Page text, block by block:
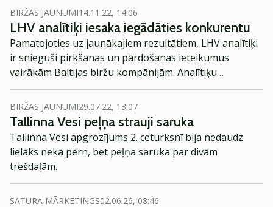
prognozes šim? Kur šobrīd ir un kur nav vērts ieguldīt?
Par to visu parunājām gadu mijas noskaņā.
BIRŽAS JAUNUMI14.11.22, 14:06
LHV analītiķi iesaka iegādāties konkurentu
Pamatojoties uz jaunākajiem rezultātiem, LHV analītiķi
ir snieguši pirkšanas un pārdošanas ieteikumus
vairākām Baltijas biržu kompānijām. Analītiķu
uzmanību ir saņēmušas Šiaulių bankas, Tallinna Vesi,
Tallink un Harju Elekter.
BIRŽAS JAUNUMI29.07.22, 13:07
Tallinna Vesi peļņa strauji saruka
Tallinna Vesi apgrozījums 2. ceturksnī bija nedaudz
lielāks nekā pērn, bet peļņa saruka par divām
trešdaļām.
SATURA MĀRKETINGS02.06.26, 08:46